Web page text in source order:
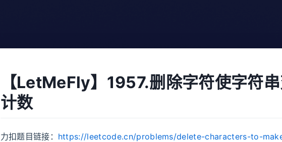
【LetMeFly】1957.删除字符使字符串
计数
力扣题目链接： https://leetcode.cn/problems/delete-characters-to-